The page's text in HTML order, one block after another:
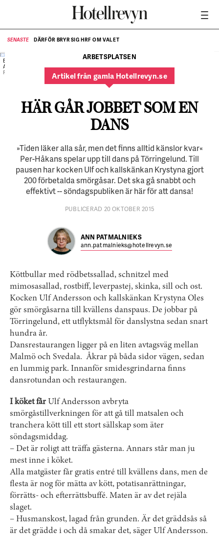
SENASTE DÄRFÖR BRYR SIG HRF OM VALET
Entré, smörgås och kaffe ingår i dansbiljetten. Susanne
Alfredsson håller koll.
FOTO:
ARBETSPLATSEN
Artikel från gamla Hotellrevyn.se
HÄR GÅR JOBBET SOM EN
DANS
»Tiden läker alla sår, men det finns alltid känslor kvar«
Per-Håkans spelar upp till dans på Törringelund. Till
pausen har kocken Ulf och kallskänkan Krystyna gjort
200 förbetalda smörgåsar. Det ska gå snabbt och
effektivt -- söndagspubliken är här för att dansa!
PUBLICERAD 20 OKTOBER 2015
ANN PATMALNIEKS
ann.patmalnieks@hotellrevyn.se
Köttbullar med rödbetssallad, schnitzel med
mimosasallad, rostbiff, ­leverpastej, skinka, sill och ost.
Kocken Ulf Andersson och kallskänkan Krystyna Oles
gör smörgåsarna till kvällens danspaus. De jobbar på
Törringelund, ett utflyktsmål för danslystna sedan snart
hundra år.
Dansrestaurangen ligger på en liten avtagsväg mellan
Malmö och Svedala. Åkrar på båda sidor vägen, sedan
en lummig park. Innanför smidesgrindarna finns
dansrotundan och restaurangen.
I köket fårUlf Andersson avbryta
smörgåstillverkningen för att gå till matsalen och
tranchera kött till ett stort sällskap som äter
söndagsmiddag.
– Det är roligt att träffa gästerna. Annars står man ju
mest inne i köket.
Alla matgäster får gratis entré till kvällens dans, men de
flesta är nog för mätta av kött, potatisanrättningar,
förrätts- och efterrättsbuffé. Maten är av det rejäla
slaget.
– Husmanskost, lagad från grunden. Är det gräddsås så
är det grädde i och då smakar det, säger Ulf Andersson.